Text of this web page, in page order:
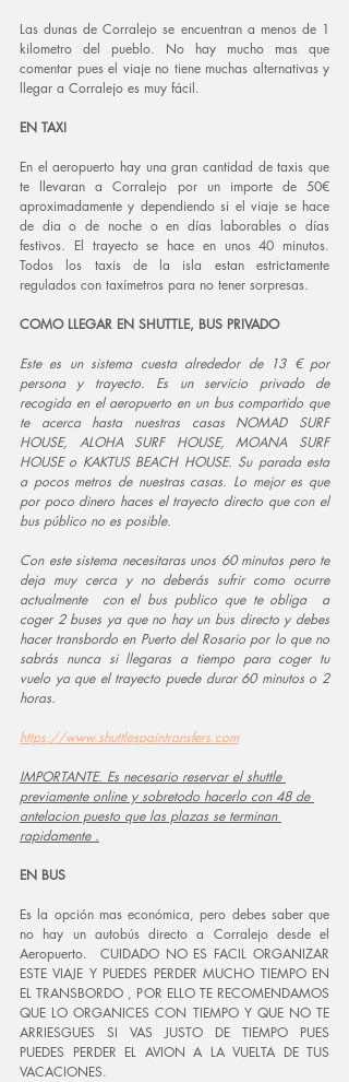
Las dunas de Corralejo se encuentran a menos de 1
kilometro del pueblo. No hay mucho mas que
comentar pues el viaje no tiene muchas alternativas y
llegar a Corralejo es muy fácil.
EN TAXI
En el aeropuerto hay una gran cantidad de taxis que
te llevaran a Corralejo por un importe de 50€
aproximadamente y dependiendo si el viaje se hace
de dia o de noche o en días laborables o días
festivos. El trayecto se hace en unos 40 minutos.
Todos los taxis de la isla estan estrictamente
regulados con taxímetros para no tener sorpresas.
COMO LLEGAR EN SHUTTLE, BUS PRIVADO
Este es un sistema cuesta alrededor de 13 € por
persona y trayecto. Es un servicio privado de
recogida en el aeropuerto en un bus compartido que
te acerca hasta nuestras casas NOMAD SURF
HOUSE, ALOHA SURF HOUSE, MOANA SURF
HOUSE o KAKTUS BEACH HOUSE. Su parada esta
a pocos metros de nuestras casas. Lo mejor es que
por poco dinero haces el trayecto directo que con el
bus público no es posible.
Con este sistema necesitaras unos 60 minutos pero te
deja muy cerca y no deberás sufrir como ocurre
actualmente  con el bus publico que te obliga  a
coger 2 buses ya que no hay un bus directo y debes
hacer transbordo en Puerto del Rosario por lo que no
sabrás nunca si llegaras a tiempo para coger tu
vuelo ya que el trayecto puede durar 60 minutos o 2
horas.
https://www.shuttlespaintransfers.com
IMPORTANTE. Es necesario reservar el shuttle
previamente online y sobretodo hacerlo con 48 de
antelacion puesto que las plazas se terminan
rapidamente .
EN BUS
Es la opción mas económica, pero debes saber que
no hay un autobús directo a Corralejo desde el
Aeropuerto.  CUIDADO NO ES FACIL ORGANIZAR
ESTE VIAJE Y PUEDES PERDER MUCHO TIEMPO EN
EL TRANSBORDO , POR ELLO TE RECOMENDAMOS
QUE LO ORGANICES CON TIEMPO Y QUE NO TE
ARRIESGUES SI VAS JUSTO DE TIEMPO PUES
PUEDES PERDER EL AVION A LA VUELTA DE TUS
VACACIONES.